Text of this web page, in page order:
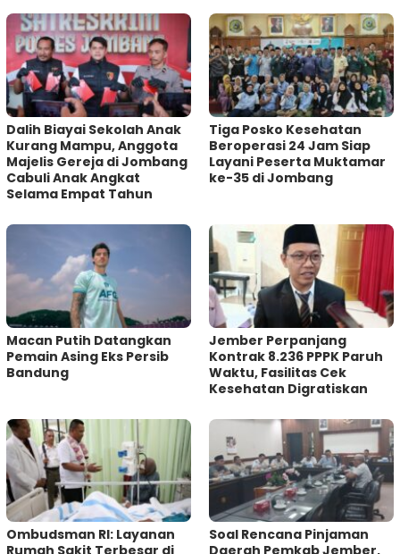
Dalih Biayai Sekolah Anak
Kurang Mampu, Anggota
Majelis Gereja di Jombang
Cabuli Anak Angkat
Selama Empat Tahun
Tiga Posko Kesehatan
Beroperasi 24 Jam Siap
Layani Peserta Muktamar
ke-35 di Jombang
Macan Putih Datangkan
Pemain Asing Eks Persib
Bandung
Jember Perpanjang
Kontrak 8.236 PPPK Paruh
Waktu, Fasilitas Cek
Kesehatan Digratiskan
Ombudsman RI: Layanan
‎Soal Rencana Pinjaman